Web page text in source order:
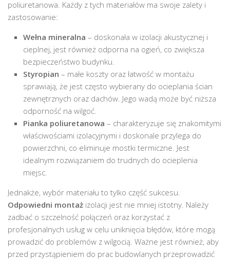
poliuretanowa. Każdy z tych materiałów ma swoje zalety i
zastosowanie:
Wełna mineralna – doskonała w izolacji akustycznej i
cieplnej, jest również odporna na ogień, co zwiększa
bezpieczeństwo budynku.
Styropian – małe koszty oraz łatwość w montażu
sprawiają, że jest często wybierany do ocieplania ścian
zewnętrznych oraz dachów. Jego wadą może być niższa
odporność na wilgoć.
Pianka poliuretanowa – charakteryzuje się znakomitymi
właściwościami izolacyjnymi i doskonale przylega do
powierzchni, co eliminuje mostki termiczne. Jest
idealnym rozwiązaniem do trudnych do ocieplenia
miejsc.
Jednakże, wybór materiału to tylko część sukcesu.
Odpowiedni montaż izolacji jest nie mniej istotny. Należy
zadbać o szczelność połączeń oraz korzystać z
profesjonalnych usług w celu uniknięcia błędów, które mogą
prowadzić do problemów z wilgocią. Ważne jest również, aby
przed przystąpieniem do prac budowlanych przeprowadzić